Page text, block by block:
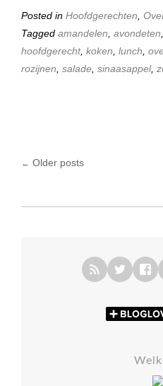
Posted in Hoofdgerechten
Tagged amandelen avondeten
hoofdgerecht, koken lunch
rozijnen salade sinaasappel,
← Older posts